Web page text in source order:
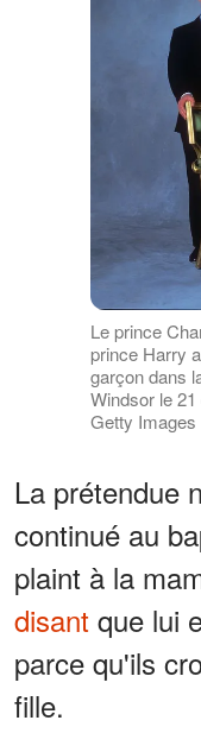
Le prince
prince Harry
garçon dans
Windsor le
Getty Images
La prétendue
continué au
plaint à la
disant que lui
parce qu'ils
fille.